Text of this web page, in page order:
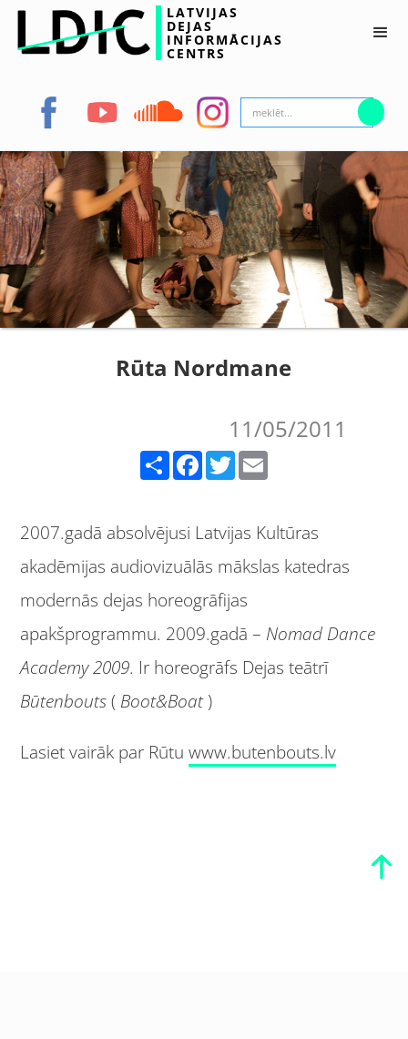
LATVIJAS
DEJAS
INFORMĀCIJAS
CENTRS
Rūta Nordmane
11/05/2011
Facebook Twitter
2007.gadā absolvējusi Latvijas Kultūras
akadēmijas audiovizuālās mākslas katedras
modernās dejas horeogrāfijas
apakšprogrammu. 2009.gadā – Nomad Dance
Academy 2009. Ir horeogrāfs Dejas teātrī
Būtenbouts( Boot&Boat)
Lasiet vairāk par Rūtuwww.butenbouts.lv